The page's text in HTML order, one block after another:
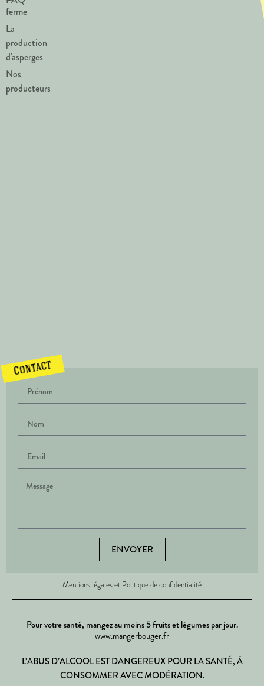
ferme
La
production
d'asperges
Nos
producteurs
Contact
ENVOYER
Mentions légales et Politique de confidentialité
Pour votre santé, mangez au moins 5 fruits et légumes par jour.
www.mangerbouger.fr
L’ABUS D’ALCOOL EST DANGEREUX POUR LA SANTÉ, À
CONSOMMER AVEC MODÉRATION.